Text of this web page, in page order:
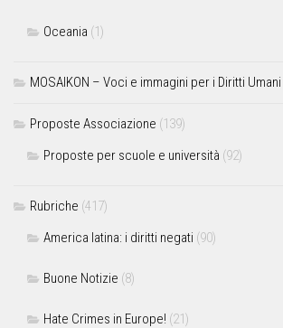
Oceania (1)
MOSAIKON – Voci e immagini per i Diritti Umani
Proposte Associazione (139)
Proposte per scuole e università (92)
Rubriche (417)
America latina: i diritti negati (90)
Buone Notizie (8)
Hate Crimes in Europe! (21)